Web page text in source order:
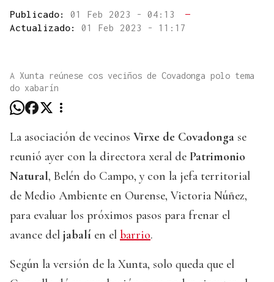
Publicado: 01 Feb 2023 - 04:13
—
Actualizado: 01 Feb 2023 - 11:17
A Xunta reúnese cos veciños de Covadonga polo tema
do xabarín
La asociación de vecinos Virxe de Covadonga se
reunió ayer con la directora xeral de Patrimonio
Natural, Belén do Campo, y con la jefa territorial
de Medio Ambiente en Ourense, Victoria Núñez,
para evaluar los próximos pasos para frenar el
avance del jabalí en el barrio.
Según la versión de la Xunta, solo queda que el